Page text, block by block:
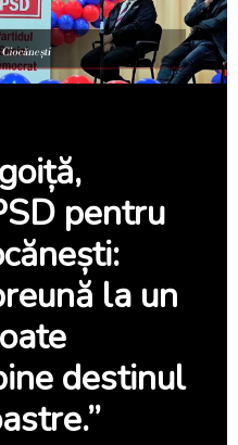
pentru
la un
destinul